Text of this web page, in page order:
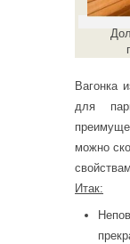
Вагонка
для
можно
Итак: